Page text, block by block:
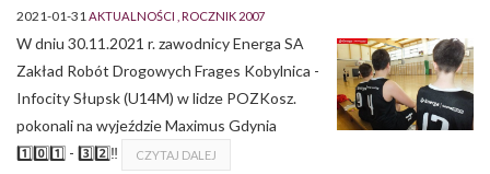
2021-01-31AKTUALNOŚCI ROCZNIK 2007
W dniu 30.11.2021 r. zawodnicy Energa SA
Zakład Robót Drogowych Frages Kobylnica -
Infocity Słupsk (U14M) w lidze POZKosz.
pokonali na wyjeździe Maximus Gdynia
1️⃣0️⃣1️⃣ - 3️⃣2️⃣‼
CZYTAJ DALEJ